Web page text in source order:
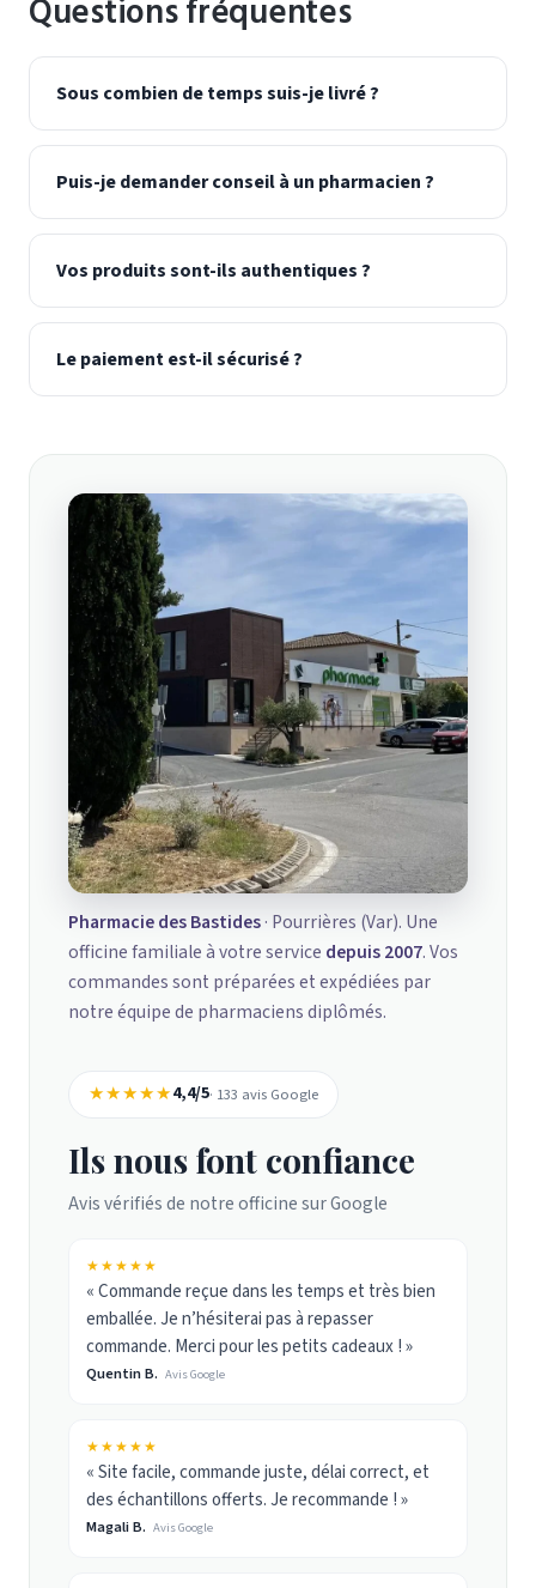
Questions fréquentes
Sous combien de temps suis-je livré ?
Puis-je demander conseil à un pharmacien ?
Vos produits sont-ils authentiques ?
Le paiement est-il sécurisé ?
Pharmacie des Bastides· Pourrières (Var). Une
officine familiale à votre service depuis 2007. Vos
commandes sont préparées et expédiées par
notre équipe de pharmaciens diplômés.
★★★★★4,4/5· 133 avis Google
Ils nous font confiance
Avis vérifiés de notre officine sur Google
★★★★★
« Commande reçue dans les temps et très bien
emballée. Je n’hésiterai pas à repasser
commande. Merci pour les petits cadeaux ! »
Quentin B. Avis Google
★★★★★
« Site facile, commande juste, délai correct, et
des échantillons offerts. Je recommande ! »
Magali B. Avis Google